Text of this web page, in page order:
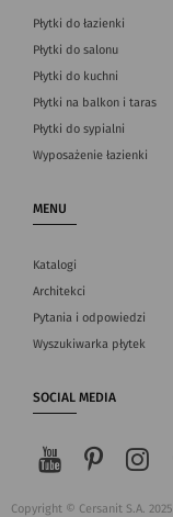
Płytki do łazienki
Płytki do salonu
Płytki do kuchni
Płytki na balkon i taras
Płytki do sypialni
Wyposażenie łazienki
MENU
Katalogi
Architekci
Pytania i odpowiedzi
Wyszukiwarka płytek
SOCIAL MEDIA
Copyright © Cersanit S.A. 2025